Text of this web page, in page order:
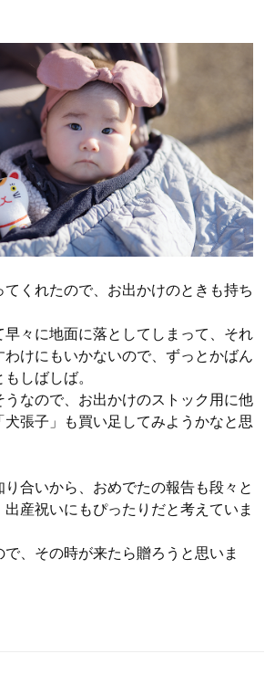
てくれたので、お出かけのときも持ち
早々に地面に落としてしまって、それ
わけにもいかないので、ずっとかばん
しばしば。
うなので、お出かけのストック用に他
張子」も買い足してみようかなと思
り合いから、おめでたの報告も段々と
産祝いにもぴったりだと考えていま
、その時が来たら贈ろうと思いま